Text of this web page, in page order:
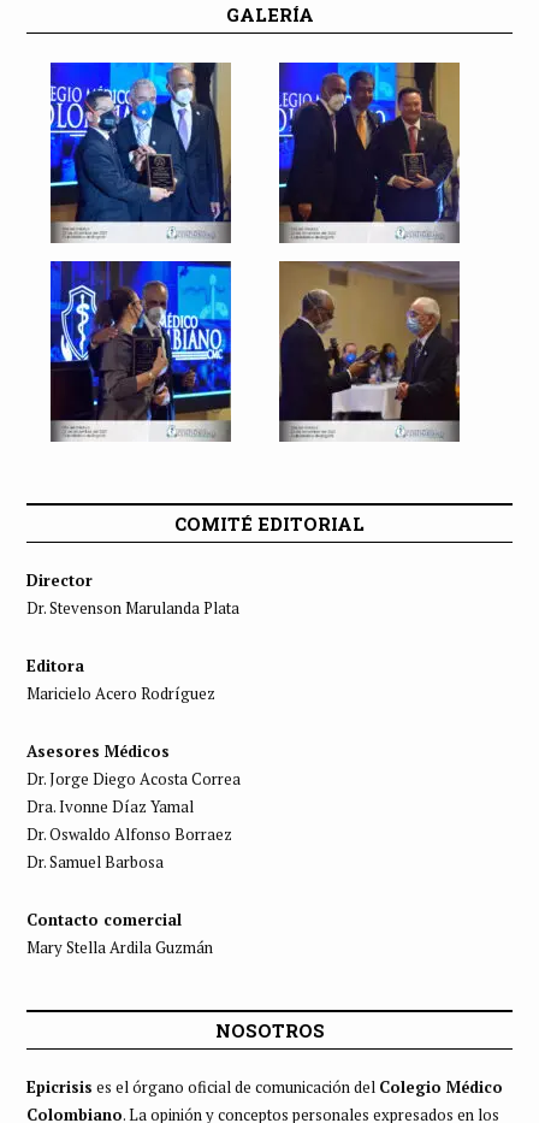
GALERÍA
COMITÉ EDITORIAL
Director
Dr. Stevenson Marulanda Plata
Editora
Maricielo Acero Rodríguez
Asesores Médicos
Dr. Jorge Diego Acosta Correa
Dra. Ivonne Díaz Yamal
Dr. Oswaldo Alfonso Borraez
Dr. Samuel Barbosa
Contacto comercial
Mary Stella Ardila Guzmán
NOSOTROS
Epicrisis es el órgano oficial de comunicación del Colegio Médico
Colombiano. La opinión y conceptos personales expresados en los